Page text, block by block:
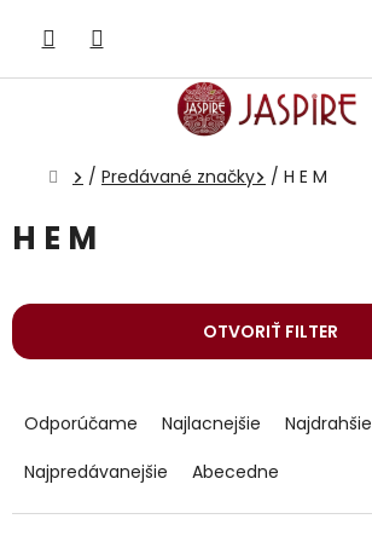
obsah
Domov
/ Predávané značky / H E M
H E M
OTVORIŤ FILTER
a
e
Odporúčame Najlacnejšie
Najdrahšie
Najpredávanejšie
Abecedne